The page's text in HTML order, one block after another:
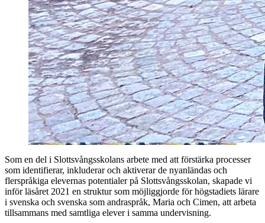
Som en del i Slottsvångsskolans arbete med att förstärka processer
som identifierar, inkluderar och aktiverar de nyanländas och
flerspråkiga elevernas potentialer på Slottsvångsskolan, skapade vi
inför läsåret 2021 en struktur som möjliggjorde för högstadiets lärare
i svenska och svenska som andraspråk, Maria och Cimen, att arbeta
tillsammans med samtliga elever i samma undervisning.